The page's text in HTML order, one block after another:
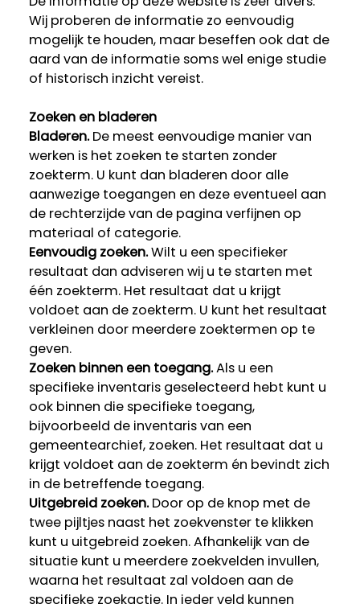
Wij proberen de informatie zo eenvoudig
mogelijk te houden, maar beseffen ook dat de
aard van de informatie soms wel enige studie
of historisch inzicht vereist.
Zoeken en bladeren
Bladeren.De meest eenvoudige manier van
werken is het zoeken te starten zonder
zoekterm. U kunt dan bladeren door alle
aanwezige toegangen en deze eventueel aan
de rechterzijde van de pagina verfijnen op
materiaal of categorie.
Eenvoudig zoeken.Wilt u een specifieker
resultaat dan adviseren wij u te starten met
één zoekterm. Het resultaat dat u krijgt
voldoet aan de zoekterm. U kunt het resultaat
verkleinen door meerdere zoektermen op te
geven.
Zoeken binnen een toegang.Als u een
specifieke inventaris geselecteerd hebt kunt u
ook binnen die specifieke toegang,
bijvoorbeeld de inventaris van een
gemeentearchief, zoeken. Het resultaat dat u
krijgt voldoet aan de zoekterm én bevindt zich
in de betreffende toegang.
Uitgebreid zoeken.Door op de knop met de
twee pijltjes naast het zoekvenster te klikken
kunt u uitgebreid zoeken. Afhankelijk van de
situatie kunt u meerdere zoekvelden invullen,
waarna het resultaat zal voldoen aan de
specifieke zoekactie. In ieder veld kunnen